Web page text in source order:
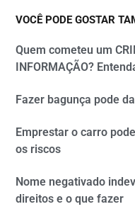
VOCÊ PODE GOSTAR
Quem cometeu um
INFORMAÇÃO?
Fazer bagunça pode
Emprestar o carro
os riscos
Nome negativado
direitos e o que fazer